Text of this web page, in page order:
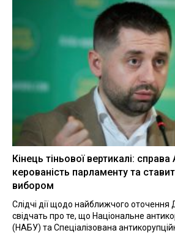
Кінець тіньової вертикалі: справа
керованість парламенту та
вибором
Слідчі дії щодо найближчого оточення
свідчать про те, що Національне
(НАБУ) та Спеціалізована